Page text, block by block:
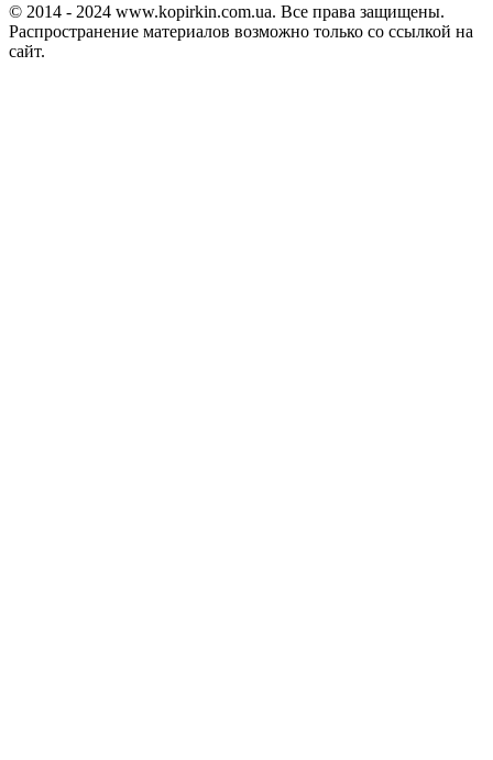
© 2014 - 2024 www.kopirkin.com.ua. Все права защищены.
Распространение материалов возможно только со ссылкой на
сайт.